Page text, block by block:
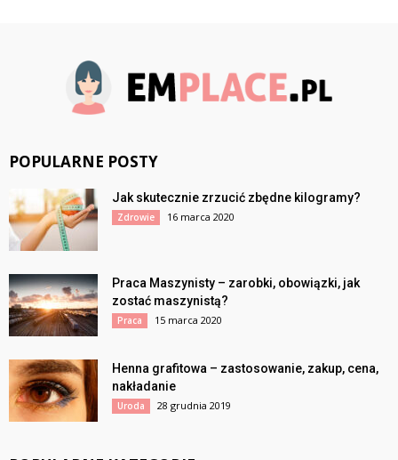
POPULARNE POSTY
Jak skutecznie zrzucić zbędne kilogramy?
Zdrowie 16 marca 2020
Praca Maszynisty – zarobki, obowiązki, jak
zostać maszynistą?
Praca 15 marca 2020
Henna grafitowa – zastosowanie, zakup, cena,
nakładanie
Uroda 28 grudnia 2019